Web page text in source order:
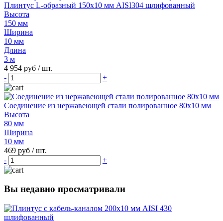
Плинтус L-образный 150х10 мм AISI304 шлифованный
Высота
150 мм
Ширина
10 мм
Длина
3 м
4 954 руб / шт.
-
+
Соединение из нержавеющей стали полированное 80х10 мм
Высота
80 мм
Ширина
10 мм
469 руб / шт.
-
+
Вы недавно просматривали